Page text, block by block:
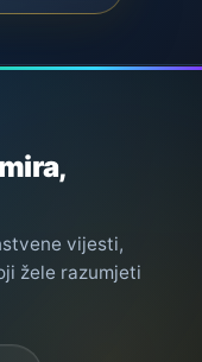
vijesti,
žele razumjeti